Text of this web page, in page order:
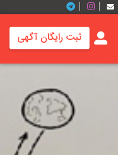
ثبت رایگان آگهی